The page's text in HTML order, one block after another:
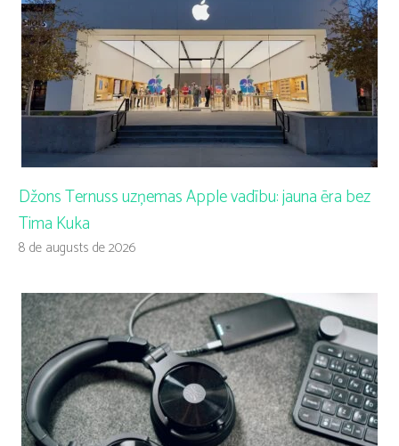
Džons Ternuss uzņemas Apple vadību: jauna ēra bez
Tima Kuka
8 de augusts de 2026